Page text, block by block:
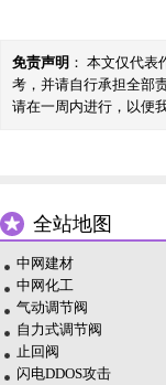
免责声明 ： 本文仅代
考，并请自行承担全部
请在一周内进行，以便
全站地图
中网建材
中网化工
气动调节阀
自力式调节阀
止回阀
闪电DDOS攻击